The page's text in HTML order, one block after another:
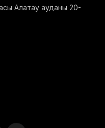
Алатау ауданы 20-